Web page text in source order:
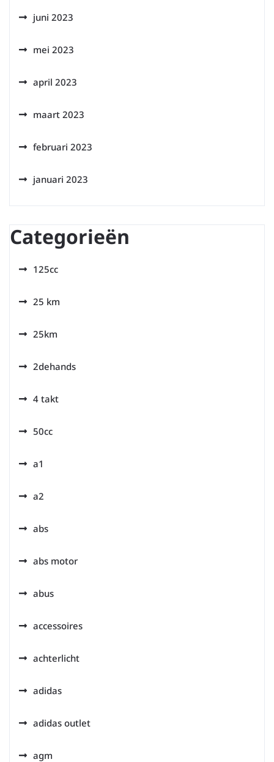
juni 2023
mei 2023
april 2023
maart 2023
februari 2023
januari 2023
Categorieën
125cc
25 km
25km
2dehands
4 takt
50cc
a1
a2
abs
abs motor
abus
accessoires
achterlicht
adidas
adidas outlet
agm